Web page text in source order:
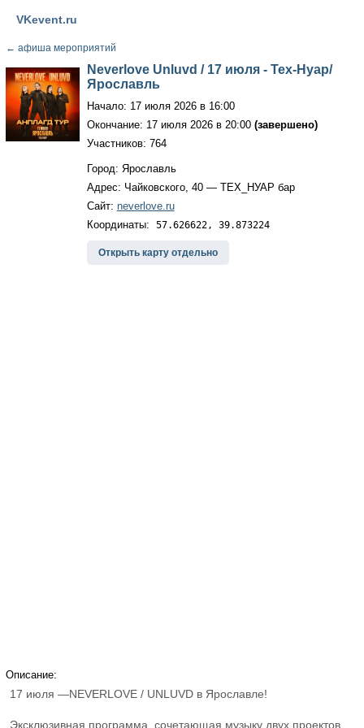
VKevent.ru
← афиша мероприятий
Neverlove Unluvd / 17 июля - Тех-Нуар/
Ярославль
Начало: 17 июля 2026 в 16:00
Окончание: 17 июля 2026 в 20:00 (завершено)
Участников: 764
Город: Ярославль
Адрес: Чайковского, 40 — ТЕХ_НУАР бар
Сайт: neverlove.ru
Координаты: 57.626622, 39.873224
Открыть карту отдельно
Описание:
17 июля —NEVERLOVE / UNLUVD в Ярославле!
Эксклюзивная программа, сочетающая музыку двух проектов